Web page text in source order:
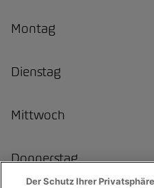
Montag
Dienstag
Mittwoch
Donnerstag
Der Schutz Ihrer